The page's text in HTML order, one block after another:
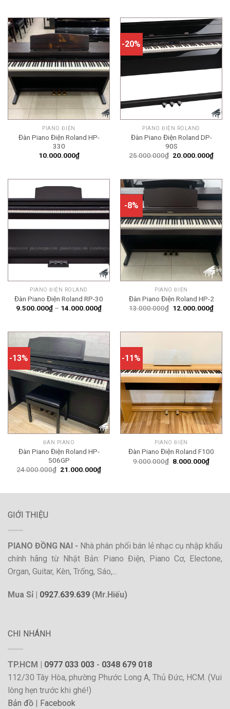
PIANO ĐIỆN
Đàn Piano Điện Roland HP-
330
10.000.000₫
-20%
PIANO ĐIỆN ROLAND
Đàn Piano Điện Roland DP-
90S
25.000.000₫ Giá
20.000.000₫Giá
PIANO ĐIỆN ROLAND
Đàn Piano Điện Roland RP-30
9.500.000₫ – 14.000.000₫Khoảng
đến
-8%
PIANO ĐIỆN
Đàn Piano Điện Roland HP-2
13.000.000₫ Giá
12.000.000₫Giá
-13%
ĐÀN PIANO
Đàn Piano Điện Roland HP-
506GP
24.000.000₫ Giá
21.000.000₫Giá
21.000.000₫.
-11%
PIANO ĐIỆN
Đàn Piano Điện Roland F100
9.000.000₫ Giá
8.000.000₫Giá
GIỚI THIỆU
PIANO ĐỒNG NAI - Nhà phân phối bán lẻ nhạc cụ nhập khẩu
chính hãng từ Nhật Bản: Piano Điện, Piano Cơ, Electone,
Organ, Guitar, Kèn, Trống, Sáo,...
Mua Sỉ | 0927.639.639 (Mr.Hiếu)
CHI NHÁNH
TP.HCM | 0977 033 003 - 0348 679 018
112/30 Tây Hòa, phường Phước Long A, Thủ Đức, HCM. (Vui
lòng hẹn trước khi ghé!)
Bản đồ | Facebook